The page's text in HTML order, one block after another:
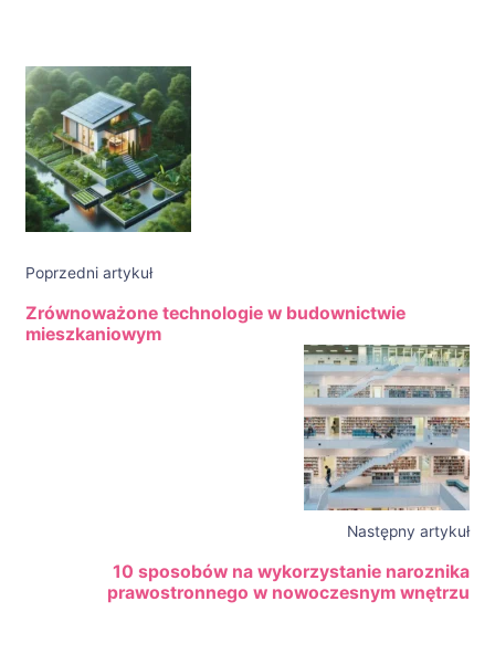
Nawigacja
wpisu
Poprzedni artykuł
Zrównoważone technologie w budownictwie
mieszkaniowym
Następny artykuł
10 sposobów na wykorzystanie naroznika
prawostronnego w nowoczesnym wnętrzu